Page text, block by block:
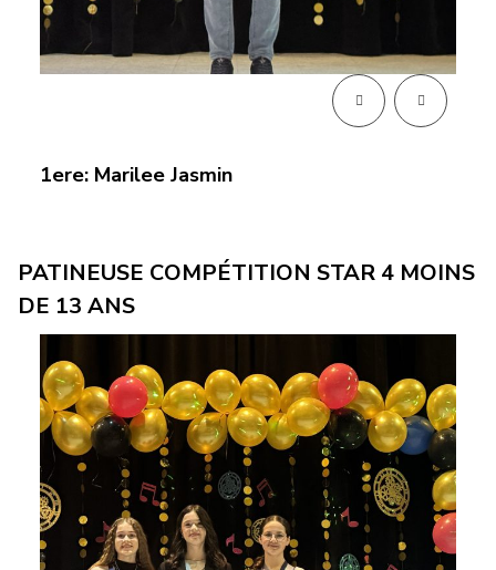
1ere: Marilee Jasmin
PATINEUSE COMPÉTITION STAR 4 MOINS
DE 13 ANS